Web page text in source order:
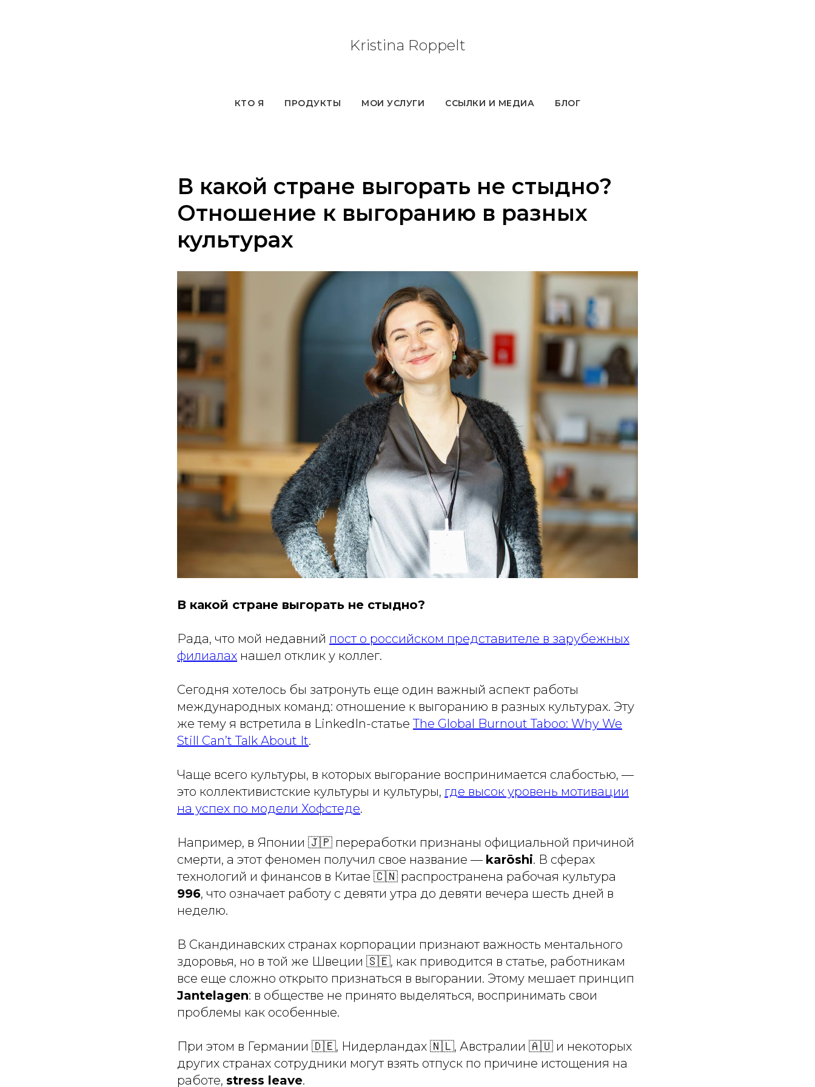
Kristina Roppelt
КТО Я ПРОДУКТЫ МОИ УСЛУГИ ССЫЛКИ И МЕДИА БЛОГ
В какой стране выгорать не стыдно?
Отношение к выгоранию в разных
культурах
В какой стране выгорать не стыдно?
Рада, что мой недавний пост о российском представителе в зарубежных
филиалах нашел отклик у коллег.
Сегодня хотелось бы затронуть еще один важный аспект работы
международных команд: отношение к выгоранию в разных культурах. Эту
же тему я встретила в LinkedIn-статьеThe Global Burnout Taboo: Why We
Still Can’t Talk About It.
Чаще всего культуры, в которых выгорание воспринимается слабостью, —
это коллективистские культуры и культуры, где высок уровень мотивации
на успех по модели Хофстеде.
Например, в Японии 🇯🇵 переработки признаны официальной причиной
смерти, а этот феномен получил свое название — karōshi. В сферах
технологий и финансов в Китае 🇨🇳 распространена рабочая культура
996, что означает работу с девяти утра до девяти вечера шесть дней в
неделю.
В Скандинавских странах корпорации признают важность ментального
здоровья, но в той же Швеции 🇸🇪, как приводится в статье, работникам
все еще сложно открыто признаться в выгорании. Этому мешает принцип
Jantelagen: в обществе не принято выделяться, воспринимать свои
проблемы как особенные.
При этом в Германии 🇩🇪, Нидерландах 🇳🇱, Австралии 🇦🇺 и некоторых
других странах сотрудники могут взять отпуск по причине истощения на
работе, stress leave.